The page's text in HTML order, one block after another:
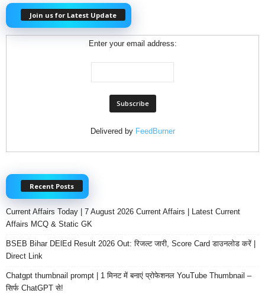
Join us for Latest Update
Enter your email address:
Delivered by FeedBurner
Recent Posts
Current Affairs Today | 7 August 2026 Current Affairs | Latest Current
Affairs MCQ & Static GK
BSEB Bihar DElEd Result 2026 Out: रिजल्ट जारी, Score Card डाउनलोड करें |
Direct Link
Chatgpt thumbnail prompt | 1 मिनट में बनाएं प्रोफेशनल YouTube Thumbnail –
सिर्फ ChatGPT से!